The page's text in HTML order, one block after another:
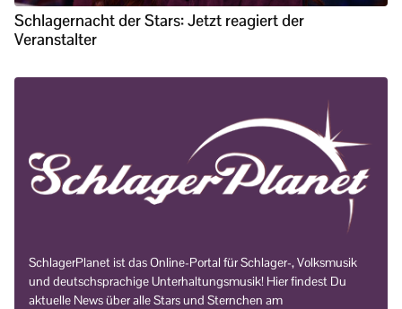
Schlagernacht der Stars: Jetzt reagiert der
Veranstalter
SchlagerPlanet ist das Online-Portal für Schlager-, Volksmusik
und deutschsprachige Unterhaltungsmusik! Hier findest Du
aktuelle News über alle Stars und Sternchen am